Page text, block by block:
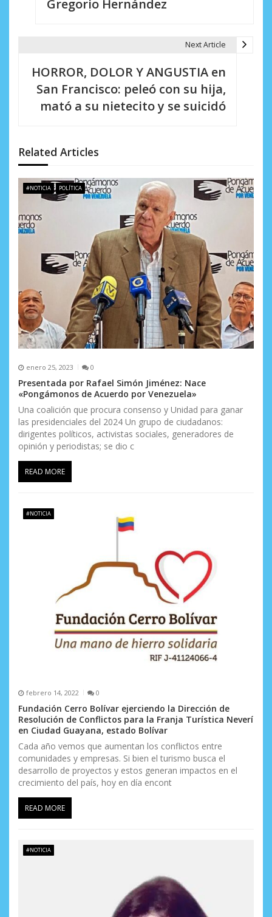
n
d
e
e
n
a
d
a
s
Gregorio Hernández
Next Article
HORROR, DOLOR Y ANGUSTIA en
San Francisco: peleó con su hija,
mató a su nietecito y se suicidó
Related Articles
#NOTICIA POLÍTICA
enero 25, 2023 0
Presentada por Rafael Simón Jiménez: Nace
«Pongámonos de Acuerdo por Venezuela»
Una coalición que procura consenso y Unidad para ganar
las presidenciales del 2024 Un grupo de ciudadanos:
dirigentes políticos, activistas sociales, generadores de
opinión y periodistas; se dio c
READ MORE
#NOTICIA
febrero 14, 2022 0
Fundación Cerro Bolívar ejerciendo la Dirección de
Resolución de Conflictos para la Franja Turística Neverí
en Ciudad Guayana, estado Bolívar
Cada año vemos que aumentan los conflictos entre
comunidades y empresas. Si bien el turismo busca el
desarrollo de proyectos y estos generan impactos en el
crecimiento del país, hoy en día encont
READ MORE
#NOTICIA